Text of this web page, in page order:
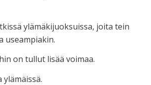
ylämäkijuoksuissa, joita tein
useampiakin.
on tullut lisää voimaa.
ylämäissä.